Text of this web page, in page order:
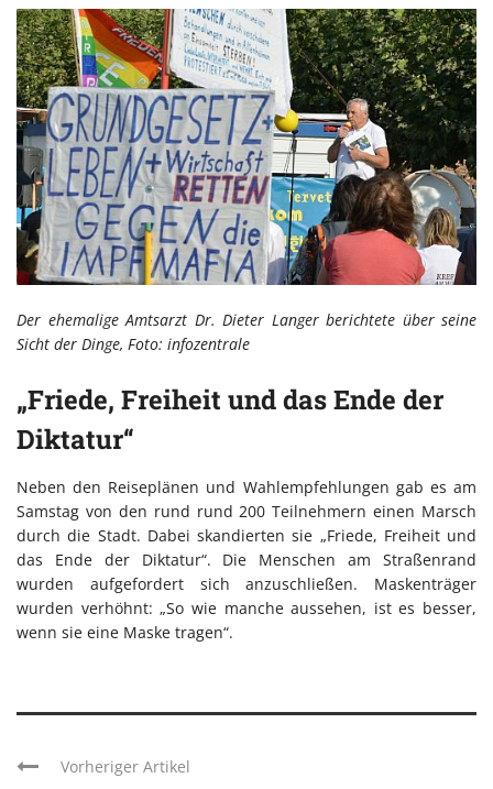
Der ehemalige Amtsarzt Dr. Dieter Langer berichtete über seine
Sicht der Dinge, Foto: infozentrale
„Friede, Freiheit und das Ende der
Diktatur“
Neben den Reiseplänen und Wahlempfehlungen gab es am
Samstag von den rund rund 200 Teilnehmern einen Marsch
durch die Stadt. Dabei skandierten sie „Friede, Freiheit und
das Ende der Diktatur“. Die Menschen am Straßenrand
wurden aufgefordert sich anzuschließen. Maskenträger
wurden verhöhnt: „So wie manche aussehen, ist es besser,
wenn sie eine Maske tragen“.
Vorheriger Artikel